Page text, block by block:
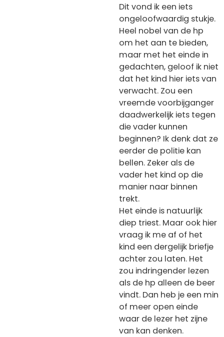
Dit vond ik een iets
ongeloofwaardig stukje.
Heel nobel van de hp
om het aan te bieden,
maar met het einde in
gedachten, geloof ik niet
dat het kind hier iets van
verwacht. Zou een
vreemde voorbijganger
daadwerkelijk iets tegen
die vader kunnen
beginnen? Ik denk dat ze
eerder de politie kan
bellen. Zeker als de
vader het kind op die
manier naar binnen
trekt.
Het einde is natuurlijk
diep triest. Maar ook hier
vraag ik me af of het
kind een dergelijk briefje
achter zou laten. Het
zou indringender lezen
als de hp alleen de beer
vindt. Dan heb je een min
of meer open einde
waar de lezer het zijne
van kan denken.